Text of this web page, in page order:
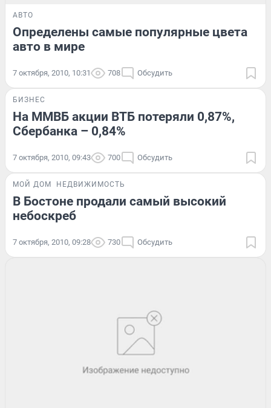
АВТО
Определены самые популярные цвета
авто в мире
7 октября, 2010, 10:31 708 Обсудить
БИЗНЕС
На ММВБ акции ВТБ потеряли 0,87%,
Сбербанка – 0,84%
7 октября, 2010, 09:43 700 Обсудить
МОЙ ДОМ НЕДВИЖИМОСТЬ
В Бостоне продали самый высокий
небоскреб
7 октября, 2010, 09:28 730 Обсудить